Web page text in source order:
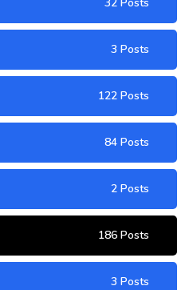
3 Posts
122 Posts
84 Posts
2 Posts
186 Posts
3 Posts